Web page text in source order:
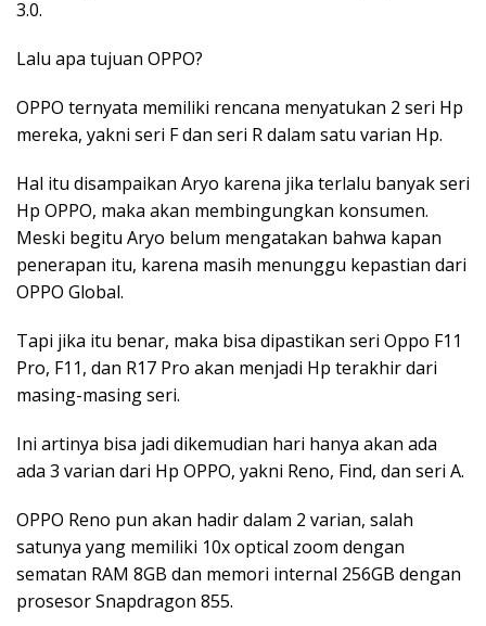
3.0.
Lalu apa tujuan OPPO?
OPPO ternyata memiliki rencana menyatukan 2 seri Hp
mereka, yakni seri F dan seri R dalam satu varian Hp.
Hal itu disampaikan Aryo karena jika terlalu banyak seri
Hp OPPO, maka akan membingungkan konsumen.
Meski begitu Aryo belum mengatakan bahwa kapan
penerapan itu, karena masih menunggu kepastian dari
OPPO Global.
Tapi jika itu benar, maka bisa dipastikan seri Oppo F11
Pro, F11, dan R17 Pro akan menjadi Hp terakhir dari
masing-masing seri.
Ini artinya bisa jadi dikemudian hari hanya akan ada
ada 3 varian dari Hp OPPO, yakni Reno, Find, dan seri A.
OPPO Reno pun akan hadir dalam 2 varian, salah
satunya yang memiliki 10x optical zoom dengan
sematan RAM 8GB dan memori internal 256GB dengan
prosesor Snapdragon 855.